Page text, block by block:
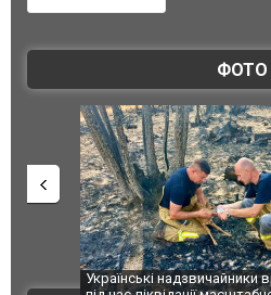
ФОТО
Українські надзвичайники